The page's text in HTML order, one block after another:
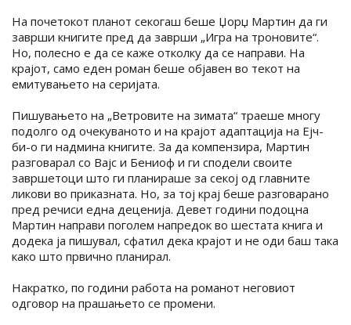
На почетокот планот секогаш беше Џорџ Мартин да ги
заврши книгите пред да заврши „Игра на троновите“.
Но, полесно е да се каже отколку да се направи. На
крајот, само еден роман беше објавен во текот на
емитувањето на серијата.
Пишувањето на „Ветровите на зимата“ траеше многу
подолго од очекуваното и на крајот адаптација на Ејч-
би-о ги надмина книгите. За да компензира, Мартин
разговарал со Вајс и Бениоф и ги сподели своите
завршетоци што ги планираше за секој од главните
ликови во приказната. Но, за тој крај беше разговарано
пред речиси една деценија. Девет години подоцна
Мартин направи поголем напредок во шестата книга и
додека ја пишувал, сфатил дека крајот и не оди баш така
како што првично планирал.
Накратко, по години работа на романот неговиот
одговор на прашањето се промени.